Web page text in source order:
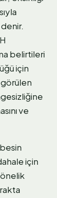
belirtileri
için
ve
için